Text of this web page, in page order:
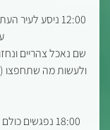
12:00 ניסע
שם נאכל צהריים
ולעשות מה שתחפצו
18:00 נפגשים